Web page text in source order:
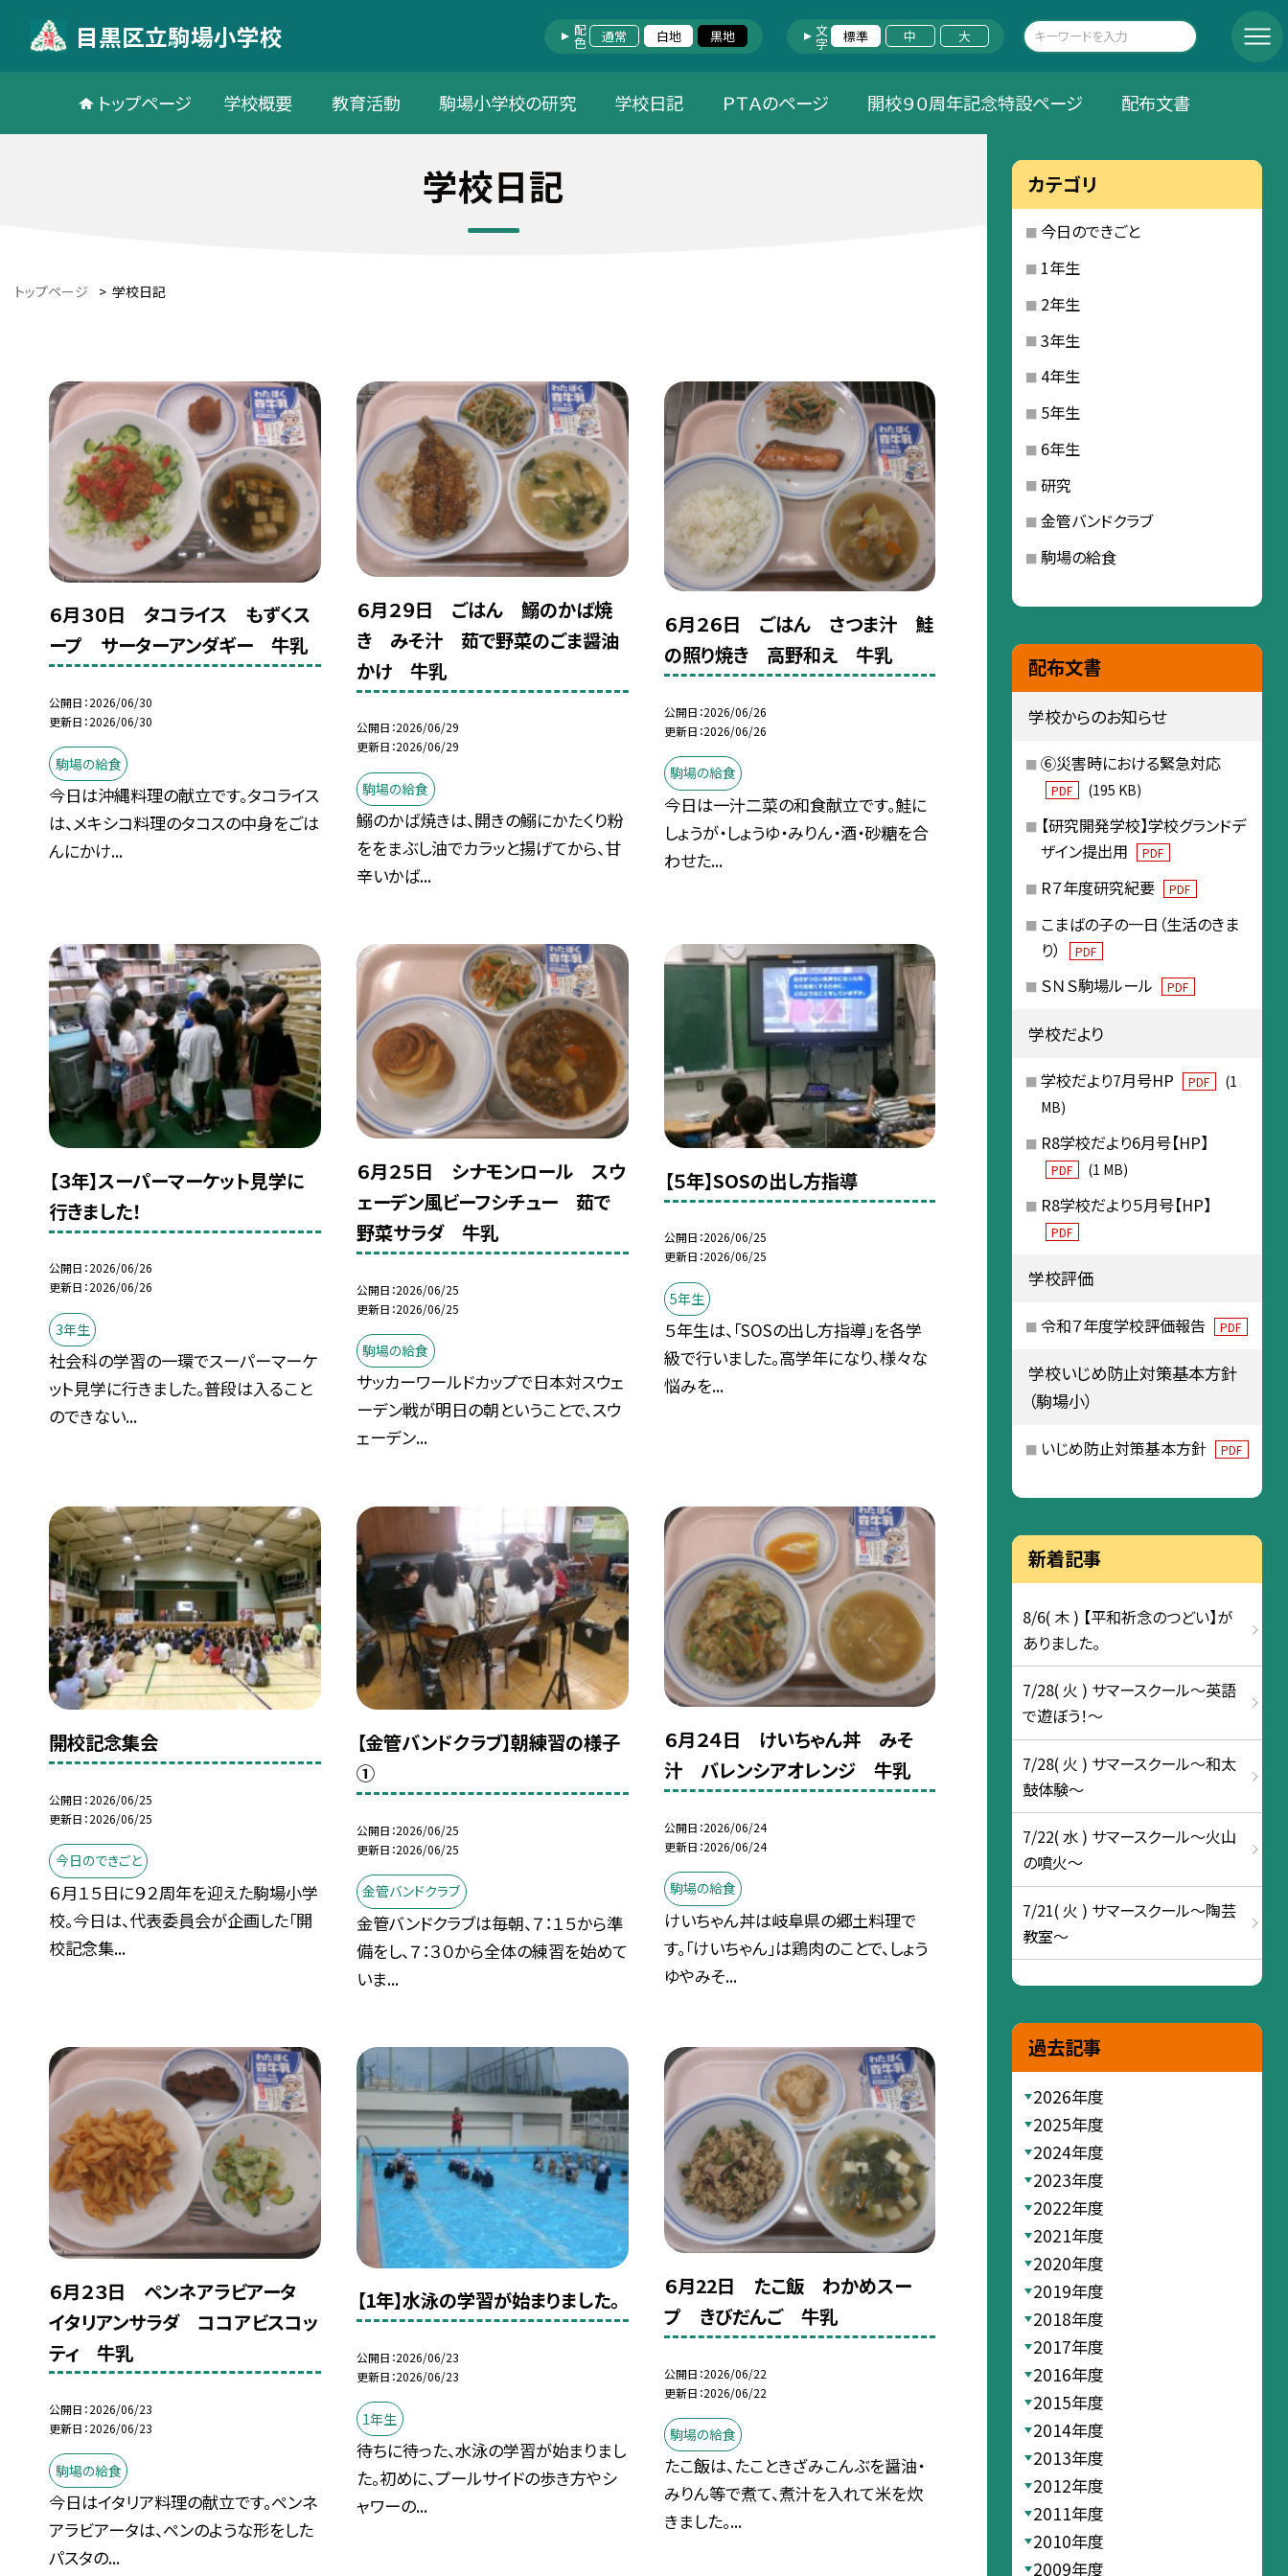
目黒区立駒場小学校 配色 通常 白地 黒地 文字 標準 中 大
トップページ 学校概要 教育活動 駒場小学校の研究 学校日記 ＰＴＡのページ 開校９０周年記念特設ページ 配布文書
学校日記
トップページ > 学校日記
６月３０日 タコライス もずくス
ープ サーターアンダギー 牛乳
公開日 2026/06/30
更新日 2026/06/30
駒場の給食
今日は沖縄料理の献立です。タコライス
は、メキシコ料理のタコスの中身をごは
んにかけ...
６月２９日 ごはん 鰯のかば焼
き みそ汁 茹で野菜のごま醤油
かけ 牛乳
公開日 2026/06/29
更新日 2026/06/29
駒場の給食
鰯のかば焼きは、開きの鰯にかたくり粉
ををまぶし油でカラッと揚げてから、甘
辛いかば...
６月２６日 ごはん さつま汁 鮭
の照り焼き 高野和え 牛乳
公開日 2026/06/26
更新日 2026/06/26
駒場の給食
今日は一汁二菜の和食献立です。鮭に
しょうが・しょうゆ・みりん・酒・砂糖を合
わせた...
【３年】スーパーマーケット見学に
行きました！
公開日 2026/06/26
更新日 2026/06/26
3年生
社会科の学習の一環でスーパーマーケ
ット見学に行きました。普段は入ること
のできない...
６月２５日 シナモンロール スウ
ェーデン風ビーフシチュー 茹で
野菜サラダ 牛乳
公開日 2026/06/25
更新日 2026/06/25
駒場の給食
サッカーワールドカップで日本対スウェ
ーデン戦が明日の朝ということで、スウ
ェーデン...
【５年】SOSの出し方指導
公開日 2026/06/25
更新日 2026/06/25
5年生
５年生は、「SOSの出し方指導」を各学
級で行いました。高学年になり、様々な
悩みを...
開校記念集会
公開日 2026/06/25
更新日 2026/06/25
今日のできごと
６月１５日に９２周年を迎えた駒場小学
校。今日は、代表委員会が企画した「開
校記念集...
【金管バンドクラブ】朝練習の様子
①
公開日 2026/06/25
更新日 2026/06/25
金管バンドクラブ
金管バンドクラブは毎朝、７：１５から準
備をし、７：３０から全体の練習を始めて
いま...
６月２４日 けいちゃん丼 みそ
汁 バレンシアオレンジ 牛乳
公開日 2026/06/24
更新日 2026/06/24
駒場の給食
けいちゃん丼は岐阜県の郷土料理で
す。「けいちゃん」は鶏肉のことで、しょう
ゆやみそ...
６月２３日 ペンネアラビアータ
イタリアンサラダ ココアビスコッ
ティ 牛乳
公開日 2026/06/23
更新日 2026/06/23
駒場の給食
今日はイタリア料理の献立です。ペンネ
アラビアータは、ペンのような形をした
パスタの...
【1年】水泳の学習が始まりました。
公開日 2026/06/23
更新日 2026/06/23
1年生
待ちに待った、水泳の学習が始まりまし
た。初めに、プールサイドの歩き方やシ
ャワーの...
６月22日 たこ飯 わかめスー
プ きびだんご 牛乳
公開日 2026/06/22
更新日 2026/06/22
駒場の給食
たこ飯は、たこときざみこんぶを醤油・
みりん等で煮て、煮汁を入れて米を炊
きました。...
カテゴリ
今日のできごと
1年生
2年生
3年生
4年生
5年生
6年生
研究
金管バンドクラブ
駒場の給食
配布文書
学校からのお知らせ
⑥災害時における緊急対応
PDF (195 KB)
【研究開発学校】学校グランドデ
ザイン提出用
PDF
R７年度研究紀要 PDF
こまばの子の一日（生活のきま
り）
PDF
ＳＮＳ駒場ルール PDF
学校だより
学校だより7月号HP PDF
(1
MB)
R8学校だより6月号【HP】
PDF (1 MB)
R8学校だより５月号【HP】
PDF
学校評価
令和７年度学校評価報告 PDF
学校いじめ防止対策基本方針
（駒場小）
いじめ防止対策基本方針 PDF
新着記事
8/6( 木 ) 【平和祈念のつどい】が
ありました。
7/28( 火 ) サマースクール～英語
で遊ぼう！～
7/28( 火 ) サマースクール～和太
鼓体験～
7/22( 水 ) サマースクール～火山
の噴火～
7/21( 火 ) サマースクール～陶芸
教室～
過去記事
2026年度
2025年度
2024年度
2023年度
2022年度
2021年度
2020年度
2019年度
2018年度
2017年度
2016年度
2015年度
2014年度
2013年度
2012年度
2011年度
2010年度
2009年度